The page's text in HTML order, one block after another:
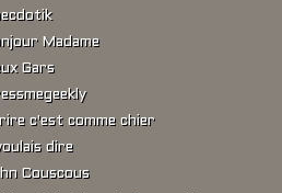
Madame
Gars
c'est comme chier
dire
Couscous